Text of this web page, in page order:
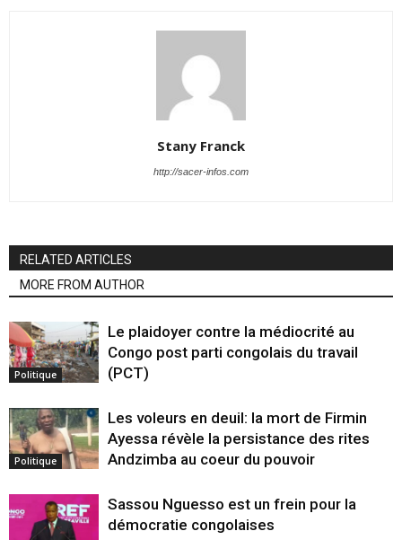
Stany Franck
http://sacer-infos.com
RELATED ARTICLES
MORE FROM AUTHOR
Politique
Le plaidoyer contre la médiocrité au
Congo post parti congolais du travail
(PCT)
Politique
Les voleurs en deuil: la mort de Firmin
Ayessa révèle la persistance des rites
Andzimba au coeur du pouvoir
Sassou Nguesso est un frein pour la
démocratie congolaises